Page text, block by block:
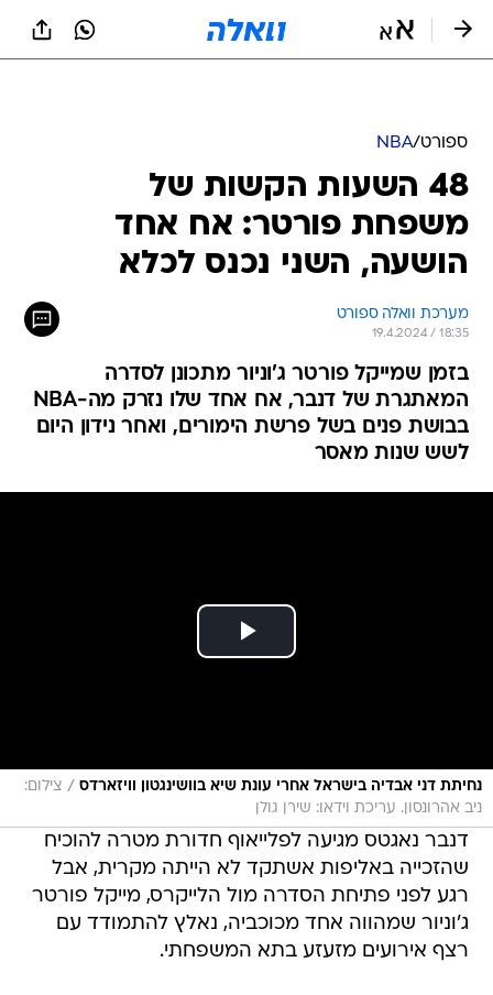
ספורט/
NBA
48 השעות הקשות של
משפחת פורטר: אח אחד
הושעה, השני נכנס לכלא
מערכת וואלה ספורט
19.4.2024 / 18:35
בזמן שמייקל פורטר ג'וניור מתכונן לסדרה
המאתגרת של דנבר, אח אחד שלו נזרק מה-NBA
בבושת פנים בשל פרשת הימורים, ואחר נידון היום
לשש שנות מאסר
נחיתת דני אבדיה בישראל אחרי עונת שיא בוושינגטון וויזארדס / צילום:
ניב אהרונסון. עריכת וידאו: שירן גולן
דנבר נאגטס מגיעה לפלייאוף חדורת מטרה להוכיח
שהזכייה באליפות אשתקד לא הייתה מקרית, אבל
רגע לפני פתיחת הסדרה מול הלייקרס, מייקל פורטר
ג'וניור שמהווה אחד מכוכביה, נאלץ להתמודד עם
רצף אירועים מזעזע בתא המשפחתי.